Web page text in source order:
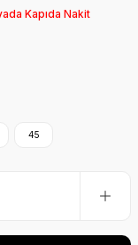
Kapıda Nakit
45